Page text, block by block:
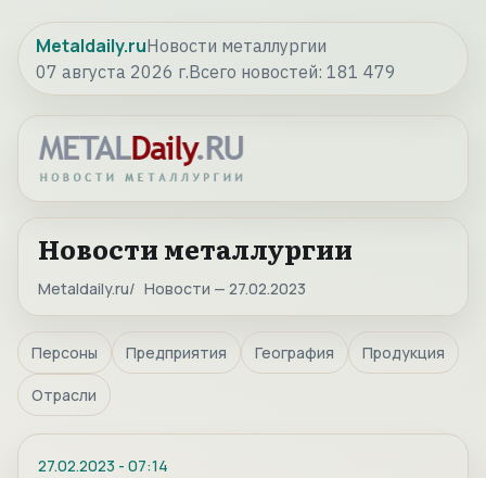
Metaldaily.ruНовости металлургии
07 августа 2026 г.Всего новостей: 181 479
Новости металлургии
Metaldaily.ru Новости — 27.02.2023
Персоны Предприятия География Продукция
Отрасли
27.02.2023 - 07:14